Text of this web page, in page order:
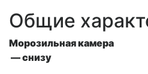
Общие
Морозильная камера
— снизу